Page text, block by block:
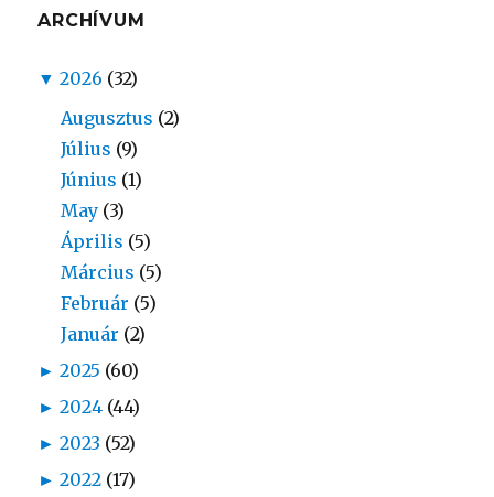
ARCHÍVUM
▼ 2026 (32)
Augusztus (2)
Július (9)
Június (1)
May (3)
Április (5)
Március (5)
Február (5)
Január (2)
► 2025 (60)
► 2024 (44)
► 2023 (52)
► 2022 (17)